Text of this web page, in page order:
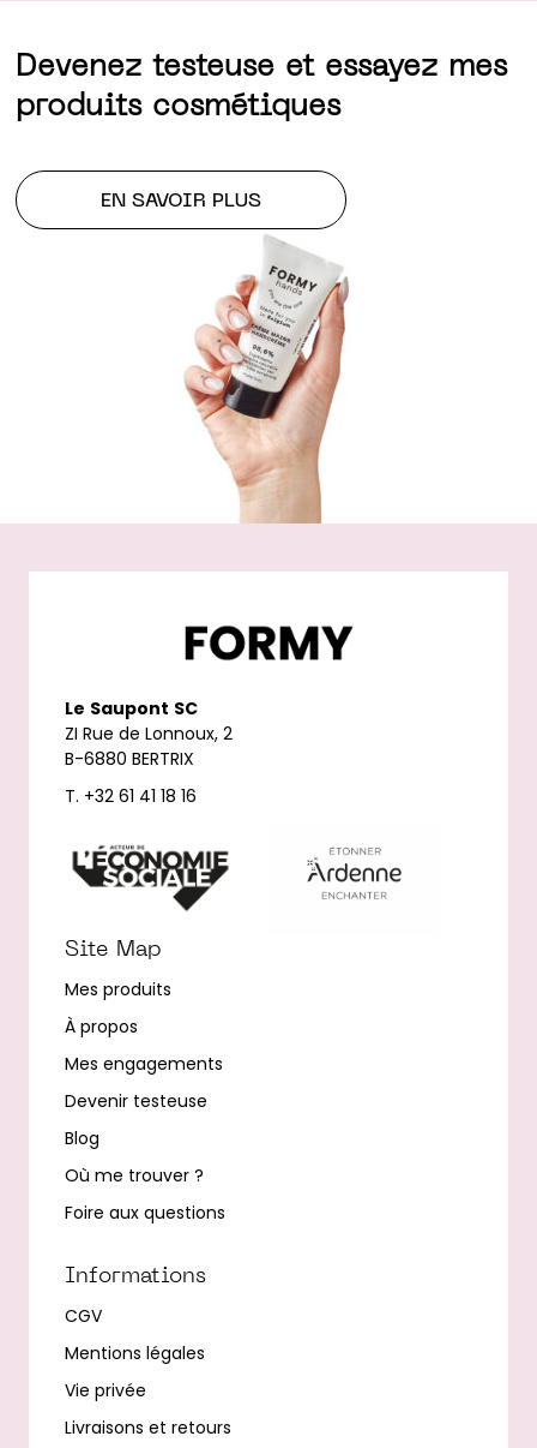
Devenez testeuse et essayez mes
produits cosmétiques
EN SAVOIR PLUS
Le Saupont SC
ZI Rue de Lonnoux, 2
B-6880 BERTRIX
T. +32 61 41 18 16
Site Map
Mes produits
À propos
Mes engagements
Devenir testeuse
Blog
Où me trouver ?
Foire aux questions
Informations
CGV
Mentions légales
Vie privée
Livraisons et retours